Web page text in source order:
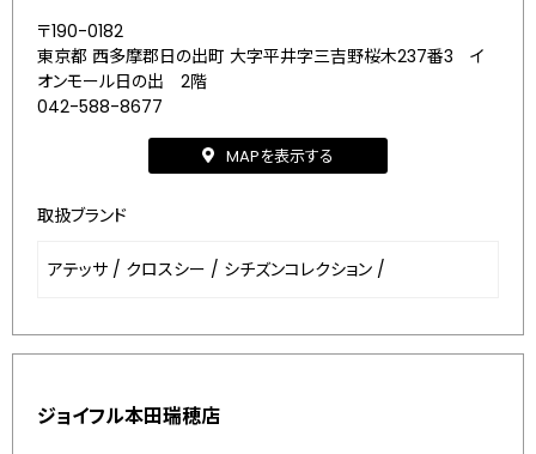
〒190-0182
東京都 西多摩郡日の出町 大字平井字三吉野桜木237番3 イ
オンモール日の出 2階
042-588-8677
MAPを表示する
取扱ブランド
アテッサ / クロスシー / シチズンコレクション /
ジョイフル本田瑞穂店